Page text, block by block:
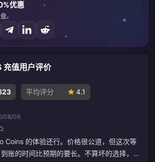
优惠
。
充值用户评价
平均评分 4.1
08/06
Coins 的体验还行。价格很公道，但这次等
账的时间比预期的要长。不算坏的选择，只